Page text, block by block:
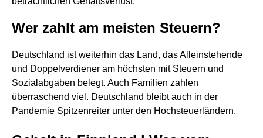
Wer zahlt am meisten Steuern?
Deutschland ist weiterhin das Land, das Alleinstehende
und Doppelverdiener am höchsten mit Steuern und
Sozialabgaben belegt. Auch Familien zahlen
überraschend viel. Deutschland bleibt auch in der
Pandemie Spitzenreiter unter den Hochsteuerländern.